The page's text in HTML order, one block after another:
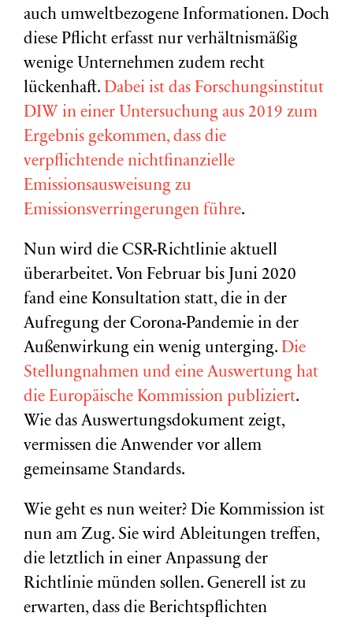
auch umweltbezogene Informationen. Doch
diese Pflicht erfasst nur verhältnismäßig
wenige Unternehmen zudem recht
lückenhaft. Dabei ist das Forschungsinstitut
DIW in einer Untersuchung aus 2019 zum
Ergebnis gekommen, dass die
verpflichtende nichtfinanzielle
Emissionsausweisung zu
Emissionsverringerungen führe.
Nun wird die CSR-Richtlinie aktuell
überarbeitet. Von Februar bis Juni 2020
fand eine Konsultation statt, die in der
Aufregung der Corona-Pandemie in der
Außenwirkung ein wenig unterging. Die
Stellungnahmen und eine Auswertung hat
die Europäische Kommission publiziert.
Wie das Auswertungsdokument zeigt,
vermissen die Anwender vor allem
gemeinsame Standards.
Wie geht es nun weiter? Die Kommission ist
nun am Zug. Sie wird Ableitungen treffen,
die letztlich in einer Anpassung der
Richtlinie münden sollen. Generell ist zu
erwarten, dass die Berichtspflichten